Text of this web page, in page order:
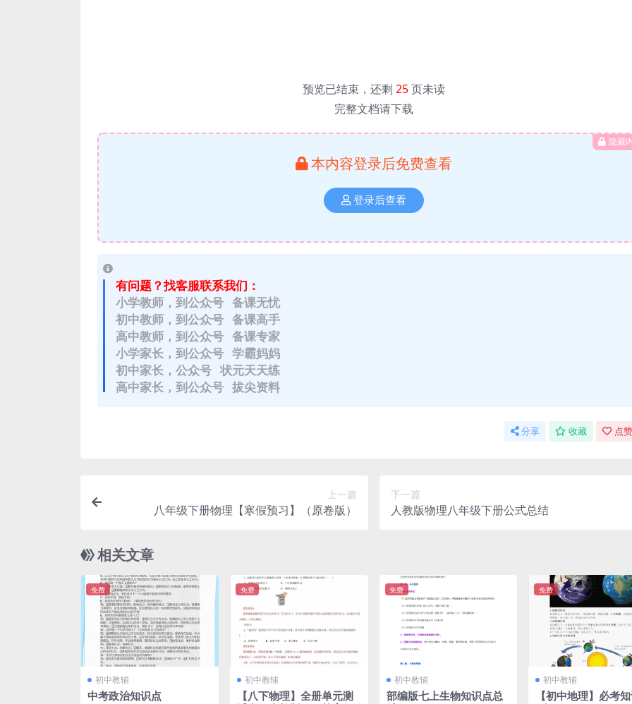
预览已结束，还剩 25页未读
完整文档请下载
隐藏
本内容登录后免费查看
登录后查看
有问题？找客服联系我们：
小学教师，到公众号 备课无忧
初中教师，到公众号 备课高手
高中教师，到公众号 备课专家
小学家长，到公众号 学霸妈妈
初中家长，公众号 状元天天练
高中家长，到公众号 拔尖资料
分享 收藏 点
上一篇
八年级下册物理【寒假预习】（原卷版）
下一篇
人教版物理八年级下册公式总结
相关文章
免费
初中教辅
中考政治知识点
免费
初中教辅
【八下物理】全册单元测
免费
初中教辅
部编版七上生物知识点总
免费
初中教辅
【初中地理】必考